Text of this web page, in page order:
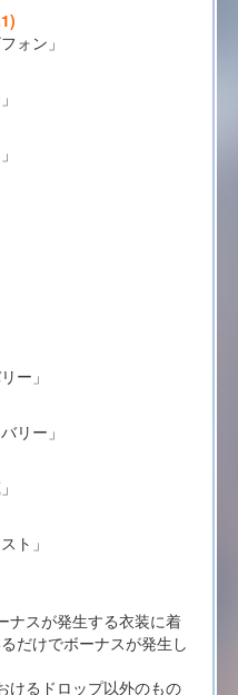
ォン」
ー」
リー」
ト」
ナスが発生する衣装に着
だけでボーナスが発生し
けるドロップ以外のもの